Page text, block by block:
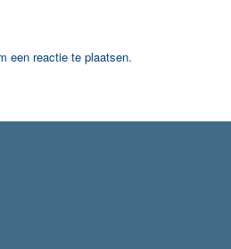
een reactie te plaatsen.